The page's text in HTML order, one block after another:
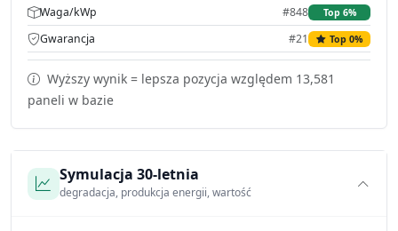
Waga/kWp #848 Top 6%
Gwarancja #21 Top 0%
Wyższy wynik = lepsza pozycja względem 13,581
paneli w bazie
Symulacja 30-letnia
degradacja, produkcja energii, wartość